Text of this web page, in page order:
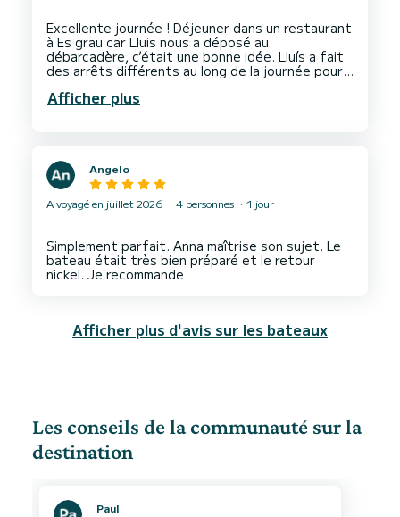
Excellente journée ! Déjeuner dans un restaurant
à Es grau car Lluis nous a déposé au
débarcadère, c’était une bonne idée. Lluís a fait
des arrêts différents au long de la journée pour
bateau. Journée très agréable. Lluis est très
sympathique : à faire sans hésiter ! Journée en
Afficher plus
Angelo
A voyagé en juillet 2026 4 personnes 1 jour
Simplement parfait. Anna maîtrise son sujet. Le
bateau était très bien préparé et le retour
Afficher plus d'avis sur les bateaux
Les conseils de la communauté sur la
destination
Paul